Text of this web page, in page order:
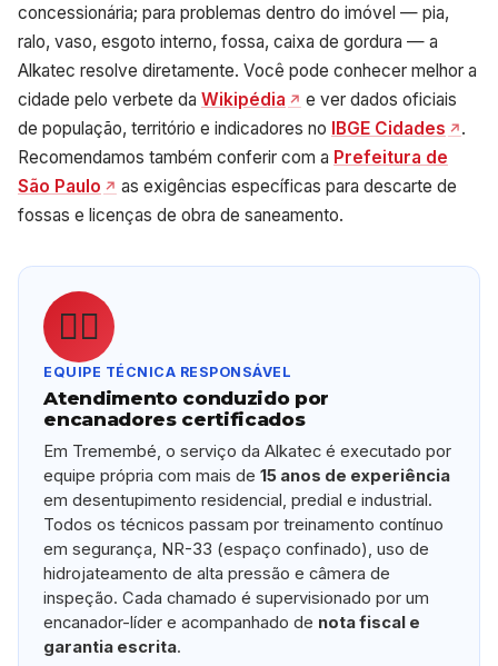
concessionária; para problemas dentro do imóvel — pia,
ralo, vaso, esgoto interno, fossa, caixa de gordura — a
Alkatec resolve diretamente. Você pode conhecer melhor a
cidade pelo verbete da Wikipédia
e ver dados oficiais
de população, território e indicadores no IBGE Cidades
.
Recomendamos também conferir com a Prefeitura de
São Paulo
as exigências específicas para descarte de
fossas e licenças de obra de saneamento.
👷‍♂️
EQUIPE TÉCNICA RESPONSÁVEL
Atendimento conduzido por
encanadores certificados
Em Tremembé, o serviço da Alkatec é executado por
equipe própria com mais de15 anos de experiência
em desentupimento residencial, predial e industrial.
Todos os técnicos passam por treinamento contínuo
em segurança, NR-33 (espaço confinado), uso de
hidrojateamento de alta pressão e câmera de
inspeção. Cada chamado é supervisionado por um
encanador-líder e acompanhado de nota fiscal e
garantia escrita.